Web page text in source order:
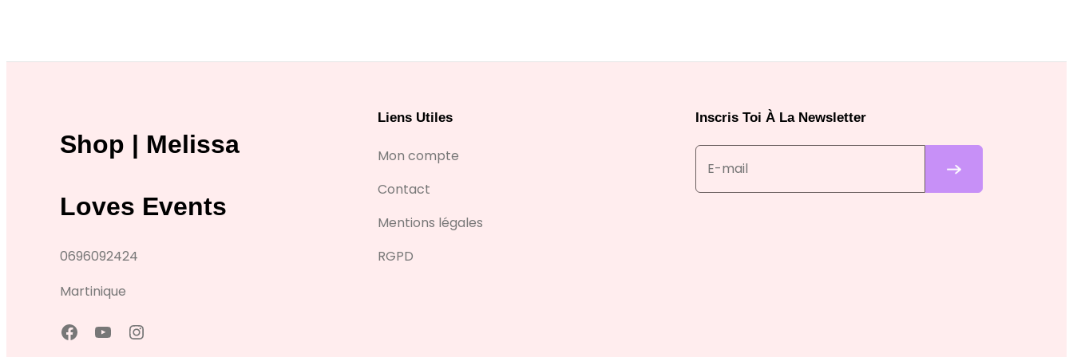
Shop | Melissa
Loves Events
0696092424
Martinique
h
Y
I
Liens Utiles
Mon compte
Contact
Mentions légales
RGPD
Inscris Toi À La Newsletter